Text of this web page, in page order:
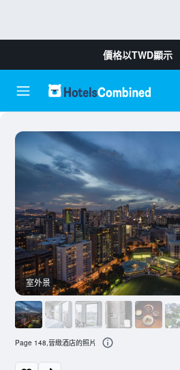
價格以TWD顯示
室外景
Page 148,晉緻酒店的照片